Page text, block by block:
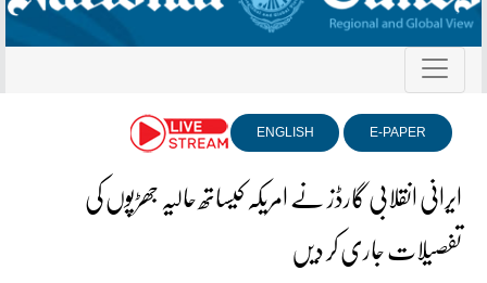
E-PAPER
ENGLISH
ایرانی انقلابی گارڈز نے امریکہ کیساتھ حالیہ جھڑپوں کی
تفصیلات جاری کر دیں